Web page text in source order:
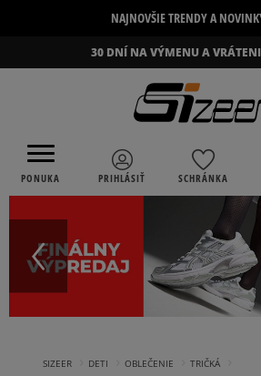
NAJNOVŠIE TRENDY A
30 DNÍ NA VÝMENU A
PONUKA PRIHLÁSIŤ SCHRÁNKA
SIZEER DETI OBLEČENIE TRIČKÁ